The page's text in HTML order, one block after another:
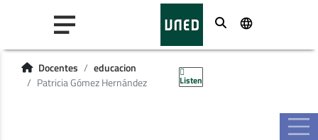
Buscar
Docentes
educacion
Patricia Gómez Hernández
Listen